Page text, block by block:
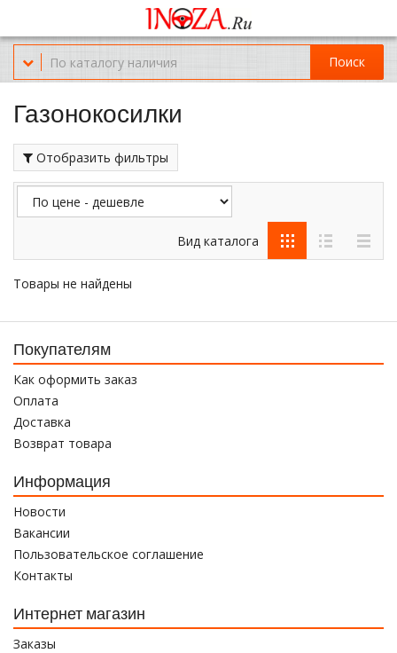
Офис обслуживания г.Краснодар (KRD) Куликова Поля 2 (магазин
Нож-мясо)
8-(967)-300-69-11
Поиск
Газонокосилки
Отобразить фильтры
Вид каталога
Товары не найдены
Покупателям
Как оформить заказ
Оплата
Доставка
Возврат товара
Информация
Новости
Вакансии
Пользовательское соглашение
Контакты
Интернет магазин
Заказы